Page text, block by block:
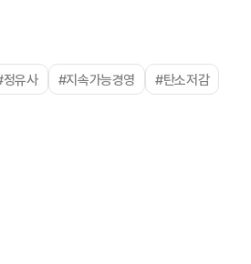
유사 #지속가능경영 #탄소저감